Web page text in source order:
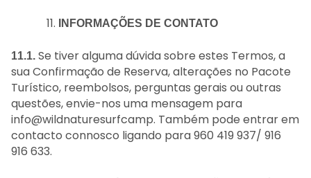
INFORMAÇÕES DE CONTATO
11.1. Se tiver alguma dúvida sobre estes Termos, a
sua Confirmação de Reserva, alterações no Pacote
Turístico, reembolsos, perguntas gerais ou outras
questões, envie-nos uma mensagem para
info@wildnaturesurfcamp. Também pode entrar em
contacto connosco ligando para 960 419 937/ 916
916 633.